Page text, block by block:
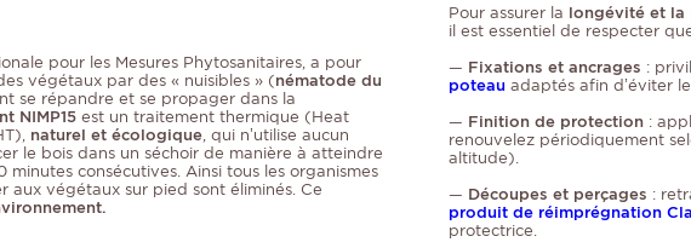
pour les Mesures Phytosanitaires, a pour
végétaux par des « nuisibles » (nématode du
se répandre et se propager dans la
NIMP15 est un traitement thermique (Heat
naturel et écologique, qui n’utilise aucun
le bois dans un séchoir de manière à atteindre
minutes consécutives. Ainsi tous les organismes
aux végétaux sur pied sont éliminés. Ce
Pour assurer la longévité et la
il est essentiel de respecter
— Fixations et ancrages :
poteau adaptés afin d’éviter
— Finition de protection :
renouvelez périodiquement
altitude).
— Découpes et perçages :
produit de réimprégnation
protectrice.